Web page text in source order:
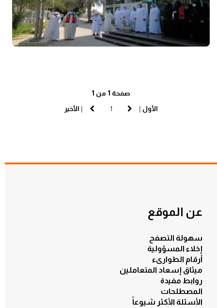
صفحة 1 من 1
الأول |
| الأخير
عن الموقع
سهولة التصفح
إخلاء المسؤولية
أرقام الطوارىء
ميثاق إسعاد المتعاملين
روابط مفيدة
المصطلحات
الأسئلة الأكثر شيوعاً